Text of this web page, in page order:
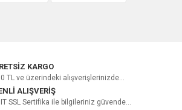
KARGO
TL ve üzerindeki alışverişlerinizde...
ALIŞVERİŞ
SSL Sertifika ile bilgileriniz güvende...